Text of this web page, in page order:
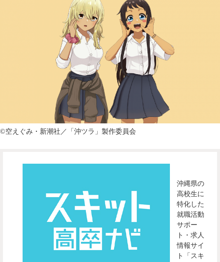
©︎空えぐみ・新潮社／「沖ツラ」製作委員会
沖縄県の
高校生に
特化した
就職活動
サポー
ト・求人
情報サイ
ト「スキ